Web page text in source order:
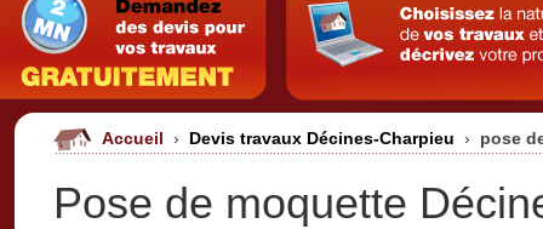
Accueil › Devis travaux Décines-Charpieu › pose
Pose de moquette